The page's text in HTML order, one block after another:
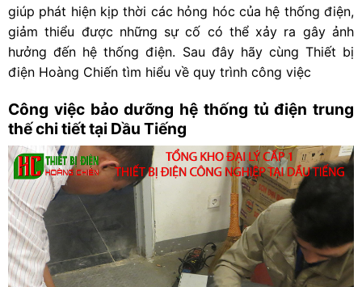
giúp phát hiện kịp thời các hỏng hóc của hệ thống điện,
giảm thiểu được những sự cố có thể xảy ra gây ảnh
hưởng đến hệ thống điện. Sau đây hãy cùng Thiết bị
điện Hoàng Chiến tìm hiểu về quy trình công việc
Công việc bảo dưỡng hệ thống tủ điện trung
thế chi tiết tại Dầu Tiếng